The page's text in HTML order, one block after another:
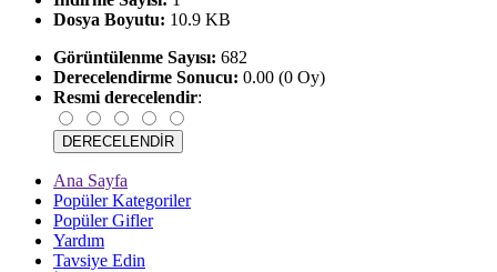
Dosya Boyutu: 10.9 KB
Görüntülenme Sayısı: 682
Derecelendirme Sonucu: 0.00 (0 Oy)
Resmi derecelendir:
Ana Sayfa
Popüler Kategoriler
Popüler Gifler
Yardım
Tavsiye Edin